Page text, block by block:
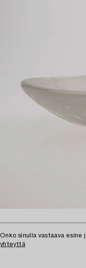
Onko sinulla vastaava
yhteyttä